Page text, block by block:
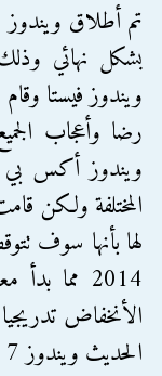
بشكل نهائي
رضا وأعجاب
ويندوز أكس بي
المختلفة ولكن
لها بأنها سوف
2014
الأنخفاض
الحديث ويندوز 7 .